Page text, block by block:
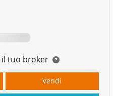
il tuo broker
Vendi